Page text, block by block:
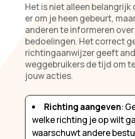
Het is niet alleen belangrijk
er om je heen gebeurt,
anderen te informeren
bedoelingen. Het correct
richtingaanwijzer geeft
weggebruikers de tijd om
jouw acties.
Richting aangeven:
welke richting je op wilt
waarschuwt andere